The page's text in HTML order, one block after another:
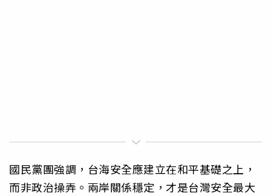
國民黨團強調，台海安全應建立在和平基礎之上，
而非政治操弄。兩岸關係穩定，才是台灣安全最大